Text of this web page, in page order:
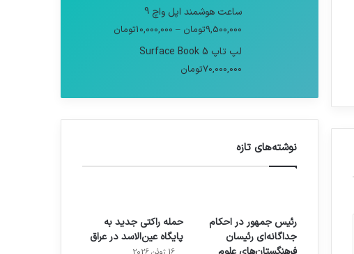
ساعت هوشمند اپل واچ 9
9,500,000تومان –
10,000,000تومان
لپ تاپ Surface Book 5
70,000,000تومان
نوشته‌های تازه
رئیس جمهور در احکام
جداگانه‌ای رئیسان
حمله راکتی جدید به
پایگاه عین‌الاسد در عراق